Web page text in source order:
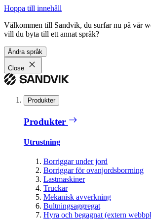
Hoppa till innehåll
Välkommen till Sandvik, du surfar nu på vår
vill du byta till ett annat språk?
Ändra språk
Close
Produkter
Produkter
Utrustning
Borriggar under jord
Borriggar för ovanjordsborrning
Lastmaskiner
Truckar
Mekanisk avverkning
Bultningsaggregat
Hyra och begagnat (extern